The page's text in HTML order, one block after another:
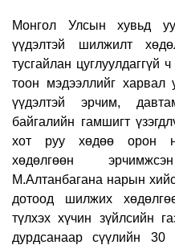
Монгол Улсын хувьд
үүдэлтэй шилжилт
тусгайлан цуглуулдаггүй
тоон мэдээллийг харвал
үүдэлтэй эрчим,
байгалийн гамшигт
хот руу хөдөө орон
хөдөлгөөн
М.Алтанбагана нарын
дотоод шилжих
түлхэх хүчин зүйлсийн
дурдсанаар сүүлийн 30